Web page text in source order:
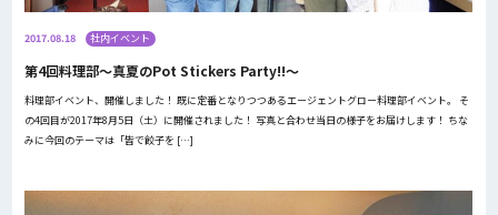
2017.08.18 社内イベント
第4回料理部〜真夏のPot Stickers Party!!〜
料理部イベント、開催しました！ 既に定番となりつつあるエージェントグロー料理部イベント。 そ
の4回目が2017年8月5日（土）に開催されました！ 写真と合わせ当日の様子をお届けします！ ちな
みに今回のテーマは「皆で餃子を […]